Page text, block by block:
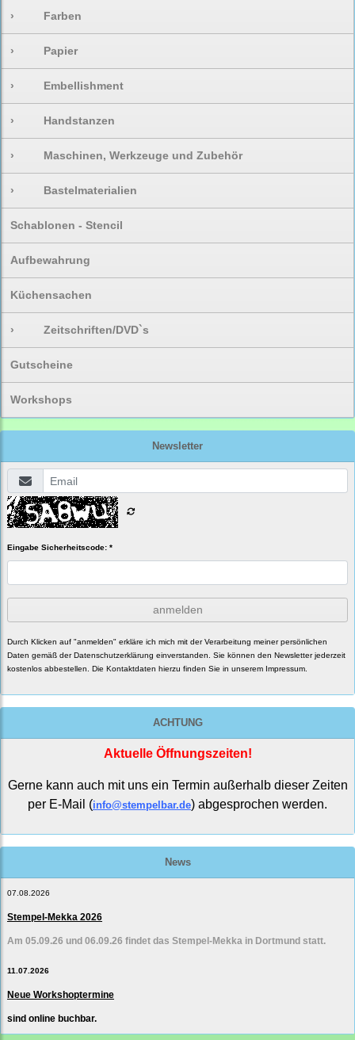
› Farben
› Papier
› Embellishment
› Handstanzen
› Maschinen, Werkzeuge und Zubehör
› Bastelmaterialien
Schablonen - Stencil
Aufbewahrung
Küchensachen
› Zeitschriften/DVD`s
Gutscheine
Workshops
Newsletter
Eingabe Sicherheitscode: *
anmelden
Durch Klicken auf "anmelden" erkläre ich mich mit der Verarbeitung meiner persönlichen
Daten gemäß der Datenschutzerklärung einverstanden. Sie können den Newsletter jederzeit
kostenlos abbestellen. Die Kontaktdaten hierzu finden Sie in unserem Impressum.
ACHTUNG
Aktuelle Öffnungszeiten!
Gerne kann auch mit uns ein Termin außerhalb dieser Zeiten
per E-Mail (info@stempelbar.de) abgesprochen werden.
News
07.08.2026
Stempel-Mekka 2026
Am 05.09.26 und 06.09.26 findet das Stempel-Mekka in Dortmund statt.
11.07.2026
Neue Workshoptermine
sind online buchbar.